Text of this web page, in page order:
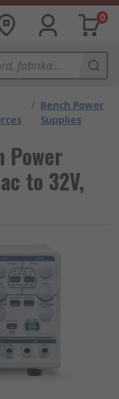
0
/ Bench Power
Supplies
Power
to 32V,